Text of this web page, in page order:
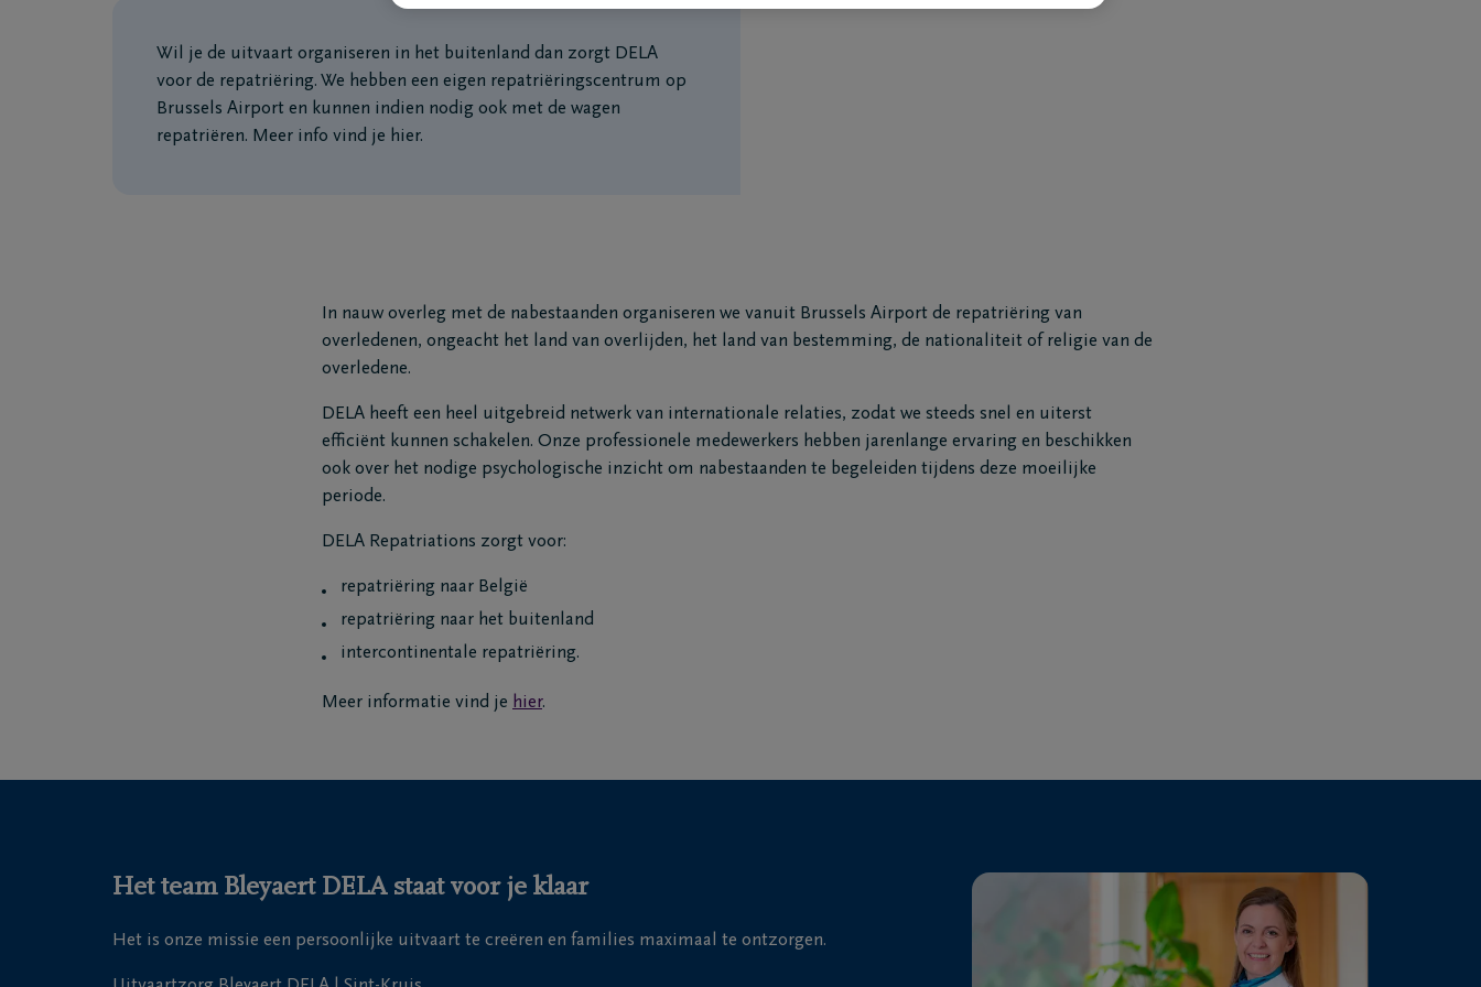
Wil je de uitvaart organiseren in het buitenland dan zorgt DELA
voor de repatriëring. We hebben een eigen repatriëringscentrum op
Brussels Airport en kunnen indien nodig ook met de wagen
repatriëren. Meer info vind je hier.
In nauw overleg met de nabestaanden organiseren we vanuit Brussels Airport de repatriëring van
overledenen, ongeacht het land van overlijden, het land van bestemming, de nationaliteit of religie van de
overledene.
DELA heeft een heel uitgebreid netwerk van internationale relaties, zodat we steeds snel en uiterst
efficiënt kunnen schakelen. Onze professionele medewerkers hebben jarenlange ervaring en beschikken
ook over het nodige psychologische inzicht om nabestaanden te begeleiden tijdens deze moeilijke
periode.
DELA Repatriations zorgt voor:
repatriëring naar België
repatriëring naar het buitenland
intercontinentale repatriëring.
Meer informatie vind je hier.
Het team Bleyaert DELA staat voor je klaar
Het is onze missie een persoonlijke uitvaart te creëren en families maximaal te ontzorgen.